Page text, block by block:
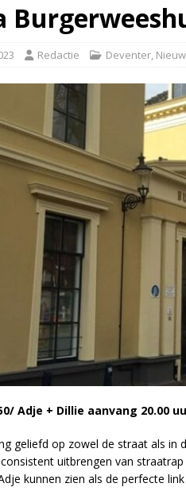
Redactie Deventer,
Adje + Dillie aanvang 20.00
geliefd op zowel de straat als in
uitbrengen van
kunnen zien als de perfecte